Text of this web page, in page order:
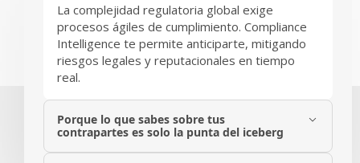
La complejidad regulatoria global exige
procesos ágiles de cumplimiento. Compliance
Intelligence te permite anticiparte, mitigando
riesgos legales y reputacionales en tiempo
real.​
Porque lo que sabes sobre tus
contrapartes es solo la punta del iceberg​